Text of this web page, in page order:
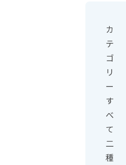
カ
テ
ゴ
リ
ー
す
べ
て
二
種